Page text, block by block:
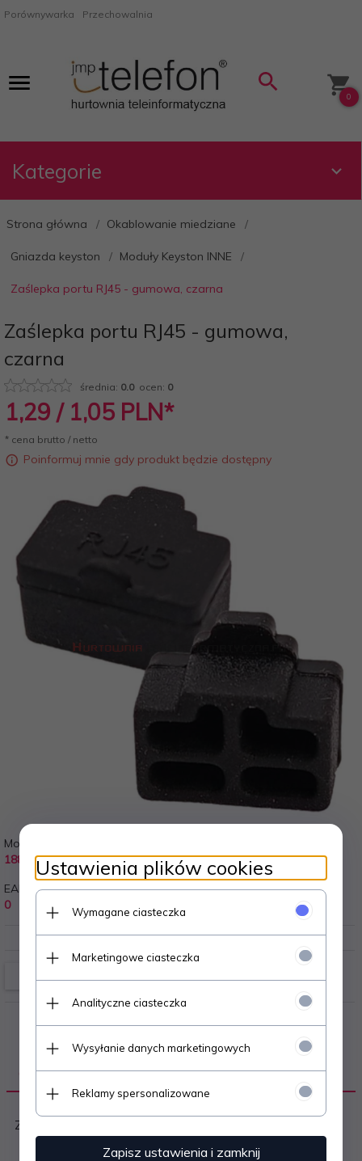
Porównywarka Przechowalnia
0
Kategorie
Strona główna Okablowanie miedziane
Gniazda keyston Moduły Keyston INNE
Zaślepka portu RJ45 - gumowa, czarna
Zaślepka portu RJ45 - gumowa,
czarna
średnia: 0.0ocen: 0
1,29 / 1,05 PLN*
* cena brutto / netto
Poinformuj mnie gdy produkt będzie dostępny
Model:
18815
12 miesięcy
EAN:
0
OPIS PRODUKTU
Zaślepka do gniazdo RJ45
Ustawienia plików cookies
Wymagane ciasteczka
Marketingowe ciasteczka
Analityczne ciasteczka
Wysyłanie danych marketingowych
Reklamy spersonalizowane
Zapisz ustawienia i zamknij